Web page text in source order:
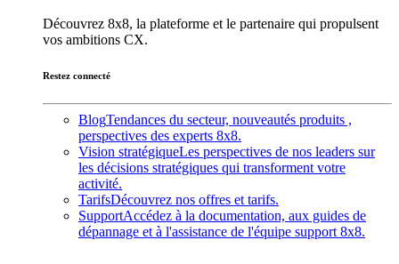
Découvrez 8x8, la plateforme et le partenaire qui propulsent
vos ambitions CX.
Restez connecté
BlogTendances du secteur, nouveautés produits ,
perspectives des experts 8x8.
Vision stratégiqueLes perspectives de nos leaders sur
les décisions stratégiques qui transforment votre
activité.
TarifsDécouvrez nos offres et tarifs.
SupportAccédez à la documentation, aux guides de
dépannage et à l'assistance de l'équipe support 8x8.